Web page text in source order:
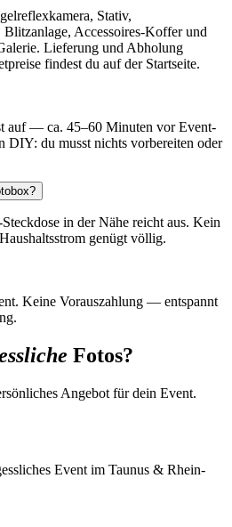
Stativ,
Accessoires-Koffer und
Lieferung und Abholung
findest du auf der Startseite.
auf — ca. 45–60 Minuten vor Event-
DIY: du musst nichts vorbereiten oder
in der Nähe reicht aus. Kein
genügt völlig.
Keine Vorauszahlung — entspannt
Fotos?
Angebot für dein Event.
Event im Taunus & Rhein-